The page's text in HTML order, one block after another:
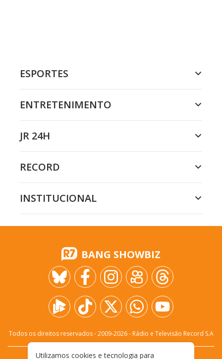
ESPORTES
ENTRETENIMENTO
JR 24H
RECORD
INSTITUCIONAL
BANG SHOWBIZ
Todos os direitos reservados - 2009-2026- Rádio e Televisão Record S.A
Utilizamos cookies e tecnologia para